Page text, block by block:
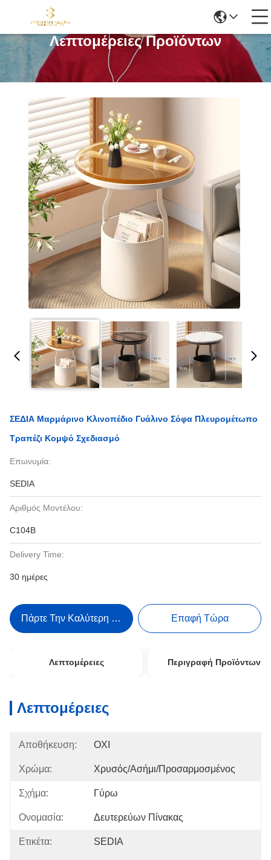
Λεπτομέρειες Προϊόντων
ΣΕΔΙΑ Μαρμάρινο Κλινοπέδιο Γυάλινο Σόφα Πλευρομέτωπο
Τραπέζι Κομψό Σχεδιασμό
Επωνυμία:
SEDIA
Αριθμός Μοντέλου:
C104B
Delivery Time:
30 ημέρες
Πάρτε Την Καλύτερη Τιμή Επαφή Τώρα
Λεπτομέρειες Περιγραφή Προϊόντων
Λεπτομέρειες
Αποθήκευση: ΟΧΙ
Χρώμα: Χρυσός/ασήμι/προσαρμοσμένος
Σχήμα: Γύρω
Ονομασία: Δευτερεύων Πίνακας
Ετικέτα: SEDIA